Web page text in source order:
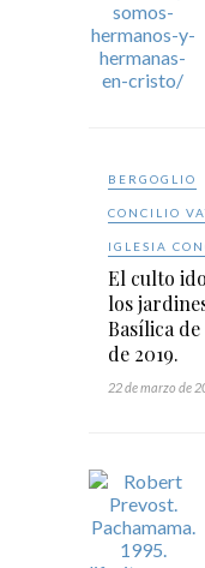
BERGOGLIO
CONCILIO
IGLESIA
El culto
los
Basílica
de 2019.
22 de marzo de